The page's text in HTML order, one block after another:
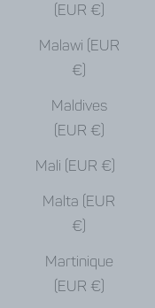
(EUR €)
Malawi (EUR
€)
Maldives
(EUR €)
Mali (EUR €)
Malta (EUR
€)
Martinique
(EUR €)